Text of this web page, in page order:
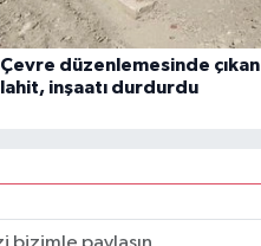
Çevre düzenlemesinde çıkan
lahit, inşaatı durdurdu